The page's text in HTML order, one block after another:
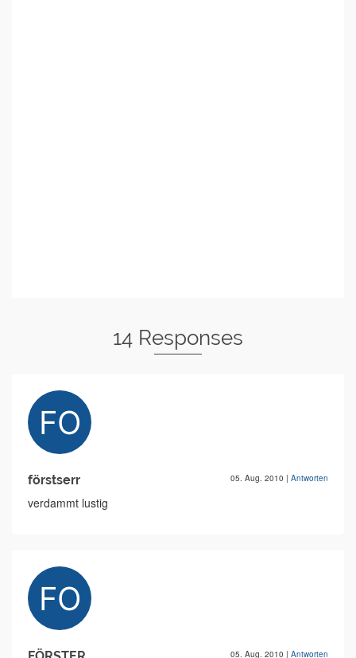
14 Responses
förstserr 05. Aug. 2010 | Antworten
verdammt lustig
05. Aug. 2010 | Antworten